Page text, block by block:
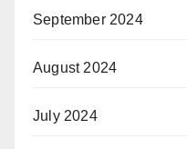
September 2024
August 2024
July 2024